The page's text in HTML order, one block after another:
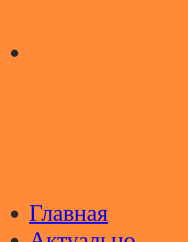
Главная